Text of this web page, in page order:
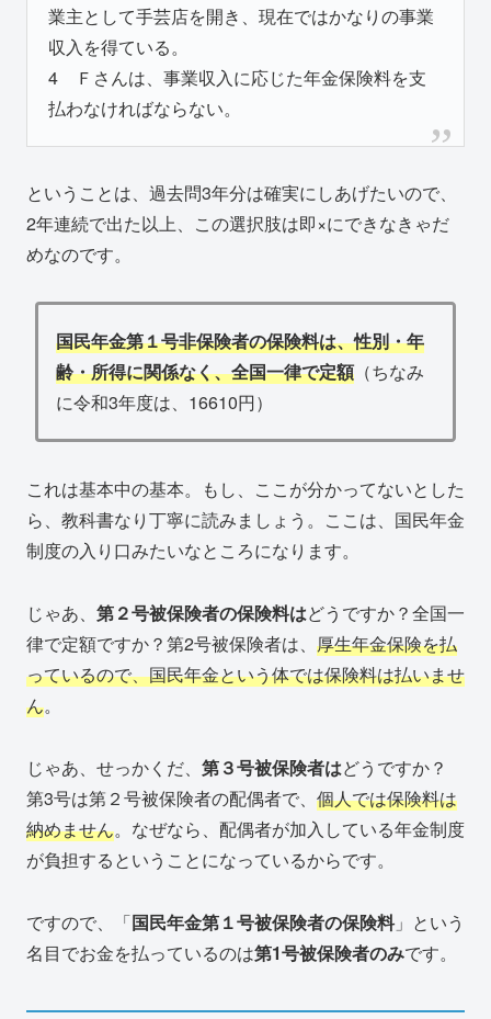
業主として手芸店を開き、現在ではかなりの事業
収入を得ている。
4 Ｆさんは、事業収入に応じた年金保険料を支
払わなければならない。
ということは、過去問3年分は確実にしあげたいので、
2年連続で出た以上、この選択肢は即×にできなきゃだ
めなのです。
国民年金第１号非保険者の保険料は、性別・年
齢・所得に関係なく、全国一律で定額（ちなみ
に令和3年度は、16610円）
これは基本中の基本。もし、ここが分かってないとした
ら、教科書なり丁寧に読みましょう。ここは、国民年金
制度の入り口みたいなところになります。
じゃあ、 第２号被保険者の保険料はどうですか？全国一
律で定額ですか？第2号被保険者は、 厚生年金保険を払
っているので、国民年金という体では保険料は払いませ
ん。
じゃあ、せっかくだ、 第３号被保険者はどうですか？
第3号は第２号被保険者の配偶者で、 個人では保険料は
納めません。なぜなら、配偶者が加入している年金制度
が負担するということになっているからです。
ですので、「国民年金第１号被保険者の保険料」という
名目でお金を払っているのは第1号被保険者のみです。